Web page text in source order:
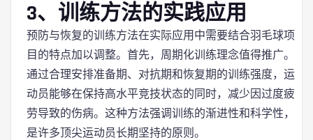
3、训练方法的实践应用
预防与恢复的训练方法在实际应用中需要结合羽毛球项
目的特点加以调整。首先，周期化训练理念值得推广。
通过合理安排准备期、对抗期和恢复期的训练强度，运
动员能够在保持高水平竞技状态的同时，减少因过度疲
劳导致的伤病。这种方法强调训练的渐进性和科学性，
是许多顶尖运动员长期坚持的原则。